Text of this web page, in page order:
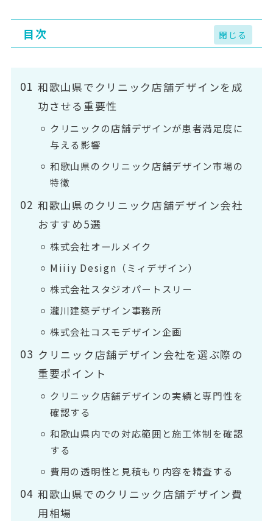
目次
和歌山県でクリニック店舗デザインを成
功させる重要性
クリニックの店舗デザインが患者満足度に
与える影響
和歌山県のクリニック店舗デザイン市場の
特徴
和歌山県のクリニック店舗デザイン会社
おすすめ5選
株式会社オールメイク
Miiiy Design（ミィデザイン）
株式会社スタジオパートスリー
瀧川建築デザイン事務所
株式会社コスモデザイン企画
クリニック店舗デザイン会社を選ぶ際の
重要ポイント
クリニック店舗デザインの実績と専門性を
確認する
和歌山県内での対応範囲と施工体制を確認
する
費用の透明性と見積もり内容を精査する
和歌山県でのクリニック店舗デザイン費
用相場